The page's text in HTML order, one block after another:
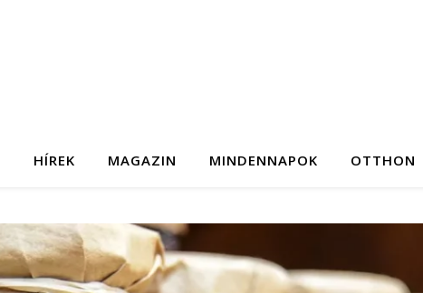
HÍREK MAGAZIN MINDENNAPOK OTTHON